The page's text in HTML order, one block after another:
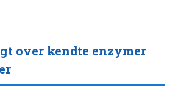
over kendte enzymer